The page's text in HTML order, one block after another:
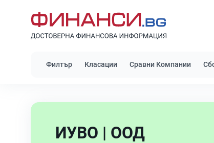
Филтър Класации Сравни Компании
ИУВО | ООД